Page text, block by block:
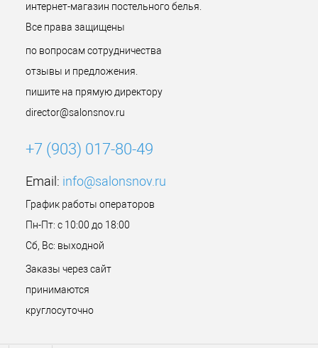
интернет-магазин постельного белья.
Все права защищены
по вопросам сотрудничества
отзывы и предложения.
пишите на прямую директору
director@salonsnov.ru
+7 (903) 017-80-49
Email: info@salonsnov.ru
График работы операторов
Пн-Пт: с 10:00 до 18:00
Сб, Вс: выходной
Заказы через сайт
принимаются
круглосуточно